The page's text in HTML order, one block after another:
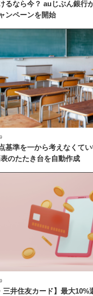
るなら今？ auじぶん銀行
ンペーンを開始
基準を一から考えなくて
のたたき台を自動作成
三井住友カード】最大10%